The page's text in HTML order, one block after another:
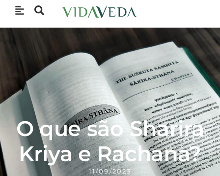
O que são Sharira
Kriya e Rachana?
11/09/2023